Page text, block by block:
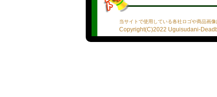
当サイトで使用している各社ロゴや商品画
Copyright(C)2022 Uguisudani-